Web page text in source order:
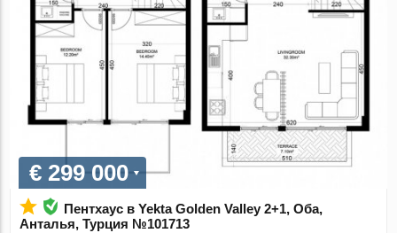
€ 299 000
Пентхаус в Yekta Golden Valley 2+1, Оба,
Анталья, Турция №101713